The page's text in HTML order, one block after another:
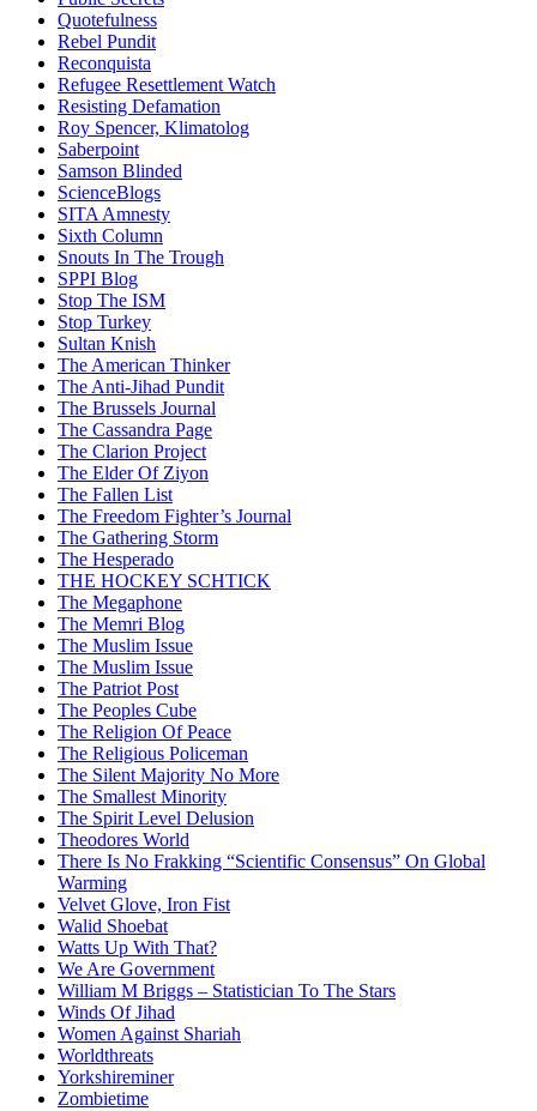
Quotefulness
Rebel Pundit
Reconquista
Refugee Resettlement Watch
Resisting Defamation
Roy Spencer, Klimatolog
Saberpoint
Samson Blinded
ScienceBlogs
SITA Amnesty
Sixth Column
Snouts In The Trough
SPPI Blog
Stop The ISM
Stop Turkey
Sultan Knish
The American Thinker
The Anti-Jihad Pundit
The Brussels Journal
The Cassandra Page
The Clarion Project
The Elder Of Ziyon
The Fallen List
The Freedom Fighter’s Journal
The Gathering Storm
The Hesperado
THE HOCKEY SCHTICK
The Megaphone
The Memri Blog
The Muslim Issue
The Muslim Issue
The Patriot Post
The Peoples Cube
The Religion Of Peace
The Religious Policeman
The Silent Majority No More
The Smallest Minority
The Spirit Level Delusion
Theodores World
There Is No Frakking “Scientific Consensus” On Global
Warming
Velvet Glove, Iron Fist
Walid Shoebat
Watts Up With That?
We Are Government
William M Briggs – Statistician To The Stars
Winds Of Jihad
Women Against Shariah
Worldthreats
Yorkshireminer
Zombietime